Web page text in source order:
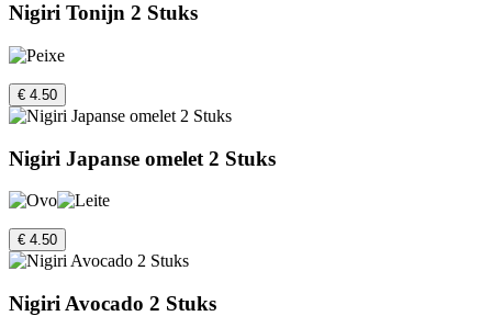
Nigiri Tonijn 2 Stuks
€ 4.50
Nigiri Japanse omelet 2 Stuks
€ 4.50
Nigiri Avocado 2 Stuks